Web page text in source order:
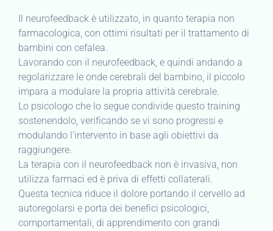
Il neurofeedback è utilizzato, in quanto terapia non
farmacologica, con ottimi risultati per il trattamento di
bambini con cefalea.
Lavorando con il neurofeedback, e quindi andando a
regolarizzare le onde cerebrali del bambino, il piccolo
impara a modulare la propria attività cerebrale.
Lo psicologo che lo segue condivide questo training
sostenendolo, verificando se vi sono progressi e
modulando l’intervento in base agli obiettivi da
raggiungere.
La terapia con il neurofeedback non è invasiva, non
utilizza farmaci ed è priva di effetti collaterali.
Questa tecnica riduce il dolore portando il cervello ad
autoregolarsi e porta dei benefici psicologici,
comportamentali, di apprendimento con grandi